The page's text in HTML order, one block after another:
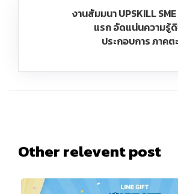
งานสัมมนา UPSKILL
แรก อัดแน่นความรู้
ประกอบการ ภาค
Other relevent post